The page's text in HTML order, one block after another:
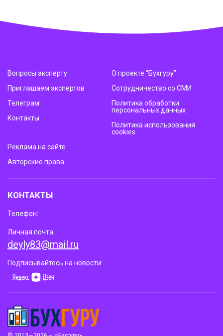
Вопросы эксперту
Приглашаем экспертов
Телеграм
Контакты
О проекте “Бухгуру”
Сотрудничество со СМИ
Политика обработки
персональных данных
Политика использования
cookies
Реклама на сайте
Авторские права
КОНТАКТЫ
Телефон:
Личная почта:
deyly83@mail.ru
Подписывайтесь на новости: